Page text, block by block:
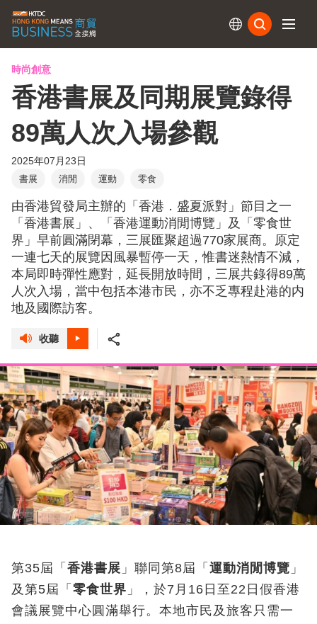
時尚創意
香港書展及同期展覽錄得
89萬人次入場參觀
2025年07月23日
書展 消閒 運動 零食
由香港貿發局主辦的「香港．盛夏派對」節目之一
「香港書展」、「香港運動消閒博覽」及「零食世
界」早前圓滿閉幕，三展匯聚超過770家展商。原定
一連七天的展覽因風暴暫停一天，惟書迷熱情不減，
本局即時彈性應對，延長開放時間，三展共錄得89萬
人次入場，當中包括本港市民，亦不乏專程赴港的内
地及國際訪客。
收聽
第35屆「 香港書展 」聯同第8屆「 運動消閒博覽 」
及第5屆「 零食世界 」，於7月16日至22日假香港
會議展覽中心圓滿舉行。本地市民及旅客只需一